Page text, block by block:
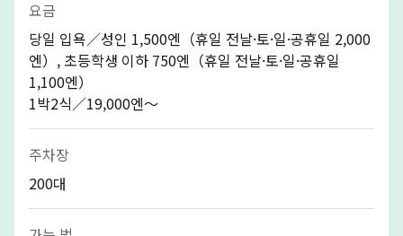
요금
당일 입욕／성인 1,500엔（휴일 전날·토·일·공휴일 2,000
엔）, 초등학생 이하 750엔（휴일 전날·토·일·공휴일
1,100엔）
1박2식／19,000엔～
주차장
200대